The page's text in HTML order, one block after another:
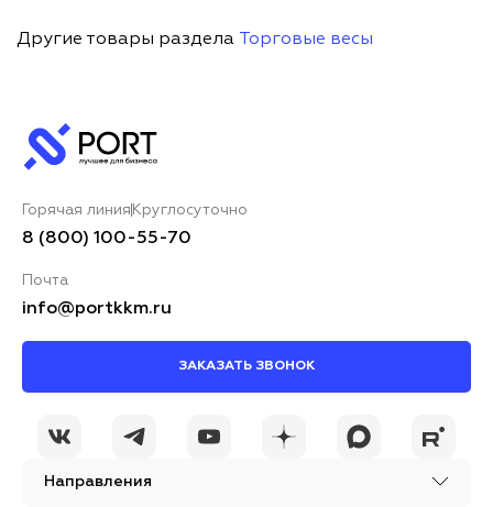
Другие товары раздела Торговые весы
Направления
Горячая линия Круглосуточно
8 (800) 100-55-70
Почта
info@portkkm.ru
ЗАКАЗАТЬ ЗВОНОК